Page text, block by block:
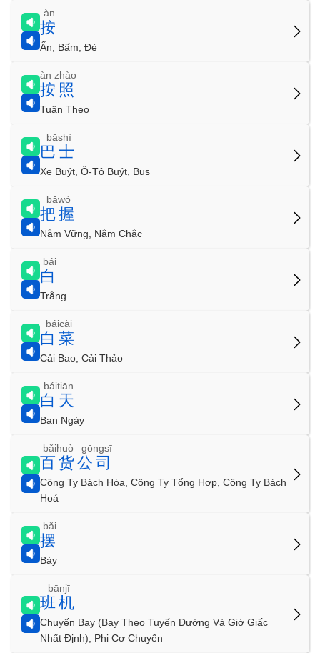
按
àn
Ấn, Bấm, Đè
按照
àn zhào
Tuân Theo
巴士
bāshì
Xe Buýt, Ô-Tô Buýt, Bus
把握
bǎwò
Nắm Vững, Nắm Chắc
白
bái
Trắng
白菜
báicài
Cải Bao, Cải Thảo
白天
báitiān
Ban Ngày
百货公司
bǎihuò gōngsī
Công Ty Bách Hóa, Công Ty Tổng Hợp, Công Ty Bách
Hoá
摆
bǎi
Bày
班机
bānjī
Chuyến Bay (Bay Theo Tuyến Đường Và Giờ Giấc
Nhất Định), Phi Cơ Chuyến